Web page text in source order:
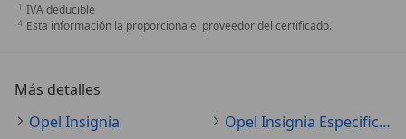
IVA deducible
Esta información la proporciona el proveedor del certificado.
Más detalles
Opel Insignia
Opel Insignia Especificaciones técnicas